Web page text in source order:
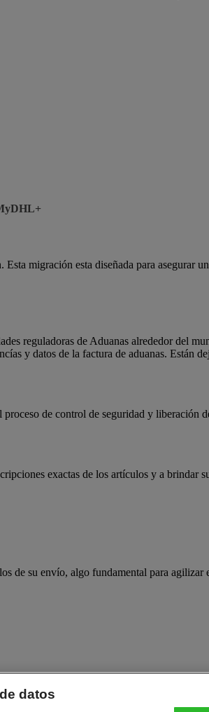
migración esta diseñada para
reguladoras de Aduanas alrededor del
y datos de la factura de aduanas. Están
de control de seguridad y
exactas de los artículos y a brindar
su envío, algo fundamental para agilizar
datos